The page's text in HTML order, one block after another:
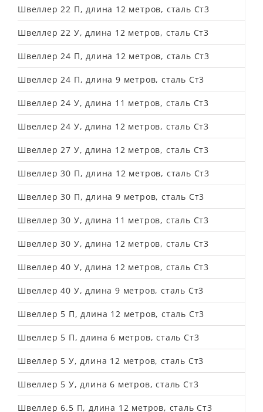
Швеллер 22 П, длина 12 метров, сталь Ст3
Швеллер 22 У, длина 12 метров, сталь Ст3
Швеллер 24 П, длина 12 метров, сталь Ст3
Швеллер 24 П, длина 9 метров, сталь Ст3
Швеллер 24 У, длина 11 метров, сталь Ст3
Швеллер 24 У, длина 12 метров, сталь Ст3
Швеллер 27 У, длина 12 метров, сталь Ст3
Швеллер 30 П, длина 12 метров, сталь Ст3
Швеллер 30 П, длина 9 метров, сталь Ст3
Швеллер 30 У, длина 11 метров, сталь Ст3
Швеллер 30 У, длина 12 метров, сталь Ст3
Швеллер 40 У, длина 12 метров, сталь Ст3
Швеллер 40 У, длина 9 метров, сталь Ст3
Швеллер 5 П, длина 12 метров, сталь Ст3
Швеллер 5 П, длина 6 метров, сталь Ст3
Швеллер 5 У, длина 12 метров, сталь Ст3
Швеллер 5 У, длина 6 метров, сталь Ст3
Швеллер 6.5 П, длина 12 метров, сталь Ст3